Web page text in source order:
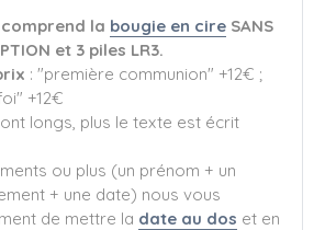
la bougie en cire SANS
et 3 piles LR3.
: "première communion" +12€ ;
+12€
longs, plus le texte est écrit
ou plus (un prénom + un
+ une date) nous vous
de mettre la date au dos et en